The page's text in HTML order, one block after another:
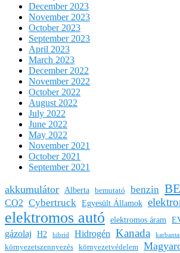
December 2023
November 2023
October 2023
September 2023
April 2023
March 2023
December 2022
November 2022
October 2022
August 2022
July 2022
June 2022
May 2022
November 2021
October 2021
September 2021
akkumulátor Alberta bemutató benzin
CO2 Cybertruck Egyesült Államok
elektromos autó elektromos áram
gázolaj H2 hibrid Hidrogén Kanada
környezetszennyezés környezetvédelem